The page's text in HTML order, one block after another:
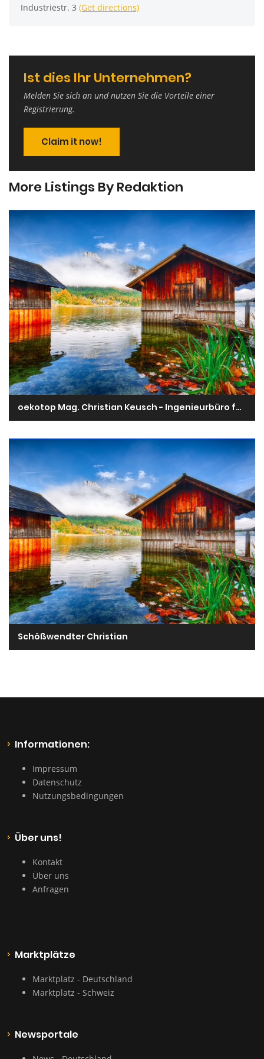
Industriestr. 3 (Get directions)
Ist dies Ihr Unternehmen?
Melden Sie sich an und nutzen Sie die Vorteile einer
Registrierung.
Claim it now!
More Listings By Redaktion
oekotop Mag. Christian Keusch - Ingenieurbüro für Biologie
Schößwendter Christian
Informationen:
Impressum
Datenschutz
Nutzungsbedingungen
Über uns!
Kontakt
Über uns
Anfragen
Marktplätze
Marktplatz - Deutschland
Marktplatz - Schweiz
Newsportale